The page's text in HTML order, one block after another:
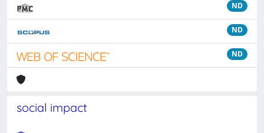
ND
ND
ND
social impact